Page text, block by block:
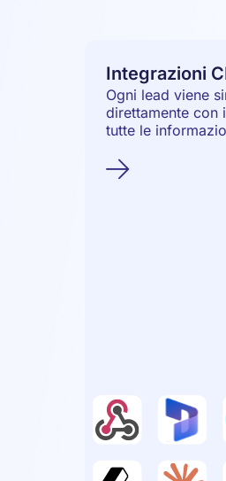
Integrazioni
Ogni lead viene
direttamente con
tutte le